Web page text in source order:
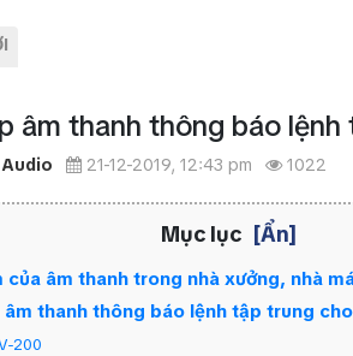
âm thanh thông báo
21-12-2019, 12:43 pm 1022
Mục lục [Ẩn]
của âm thanh trong nhà xưởng, nhà
âm thanh thông báo lệnh tập trung
200